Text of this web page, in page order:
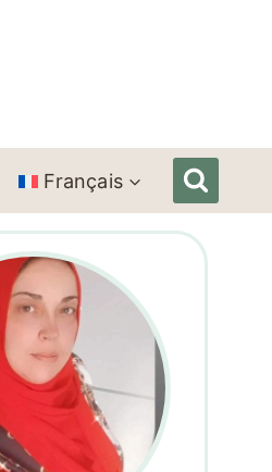
Français